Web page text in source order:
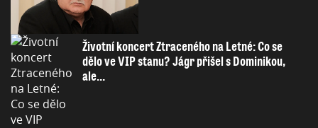
Životní koncert Ztraceného na Letné: Co se
dělo ve VIP stanu? Jágr přišel s Dominikou,
ale...